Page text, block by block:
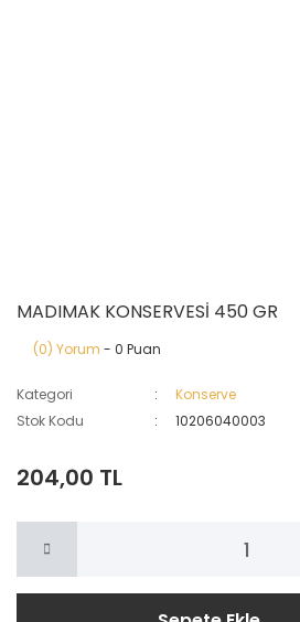
MADIMAK KONSERVESİ 450 GR
(0) Yorum - 0 Puan
Kategori
Konserve
Stok Kodu
10206040003
204,00 TL